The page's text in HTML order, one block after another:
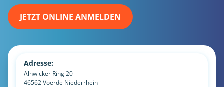
JETZT ONLINE ANMELDEN
Adresse:
Alnwicker Ring 20
46562Voerde Niederrhein